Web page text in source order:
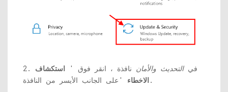
2. فيالتحديث والأمان نافذة ، انقر فوق ' استكشاف
الاخطاء 'على الجانب الأيسر من النافذة.